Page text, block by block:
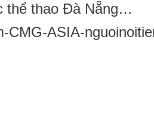
thể thao Đà Nẵng…